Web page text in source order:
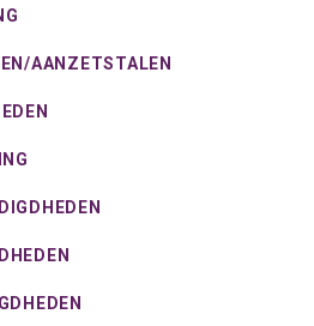
AANZETSTALEN